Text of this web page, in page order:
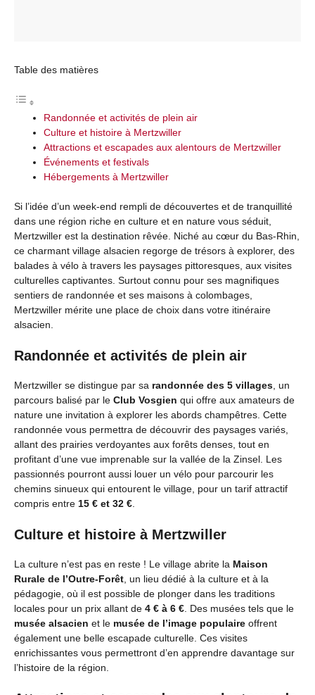
Table des matières
Randonnée et activités de plein air
Culture et histoire à Mertzwiller
Attractions et escapades aux alentours de Mertzwiller
Événements et festivals
Hébergements à Mertzwiller
Si l’idée d’un week-end rempli de découvertes et de tranquillité
dans une région riche en culture et en nature vous séduit,
Mertzwiller est la destination rêvée. Niché au cœur du Bas-Rhin,
ce charmant village alsacien regorge de trésors à explorer, des
balades à vélo à travers les paysages pittoresques, aux visites
culturelles captivantes. Surtout connu pour ses magnifiques
sentiers de randonnée et ses maisons à colombages,
Mertzwiller mérite une place de choix dans votre itinéraire
alsacien.
Randonnée et activités de plein air
Mertzwiller se distingue par sa randonnée des 5 villages , un
parcours balisé par le Club Vosgien qui offre aux amateurs de
nature une invitation à explorer les abords champêtres. Cette
randonnée vous permettra de découvrir des paysages variés,
allant des prairies verdoyantes aux forêts denses, tout en
profitant d’une vue imprenable sur la vallée de la Zinsel. Les
passionnés pourront aussi louer un vélo pour parcourir les
chemins sinueux qui entourent le village, pour un tarif attractif
compris entre 15 € et 32 €
Culture et histoire à Mertzwiller
La culture n’est pas en reste ! Le village abrite la Maison
Rurale de l’Outre-Forêt , un lieu dédié à la culture et à la
pédagogie, où il est possible de plonger dans les traditions
locales pour un prix allant de 4 € à 6 € . Des musées tels que le
musée alsacien et le musée de l’image populaire offrent
également une belle escapade culturelle. Ces visites
enrichissantes vous permettront d’en apprendre davantage sur
l’histoire de la région.